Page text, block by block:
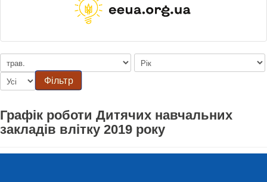
Фільтр
Графік роботи Дитячих навчальних
закладів влітку 2019 року